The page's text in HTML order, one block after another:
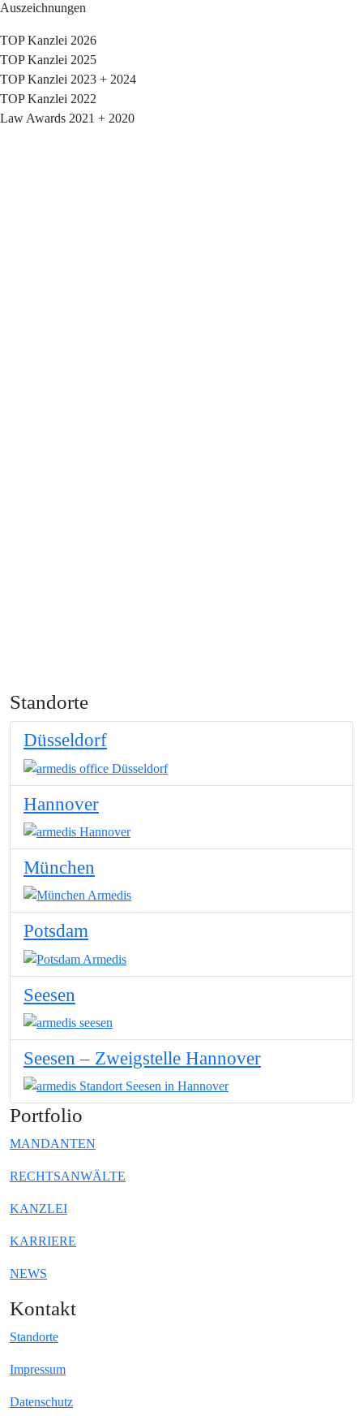
Auszeichnungen
TOP Kanzlei 2026
TOP Kanzlei 2025
TOP Kanzlei 2023 + 2024
TOP Kanzlei 2022
Law Awards 2021 + 2020
Standorte
Düsseldorf
Hannover
München
Potsdam
Seesen
Seesen – Zweigstelle Hannover
Portfolio
MANDANTEN
RECHTSANWÄLTE
KANZLEI
KARRIERE
NEWS
Kontakt
Standorte
Impressum
Datenschutz